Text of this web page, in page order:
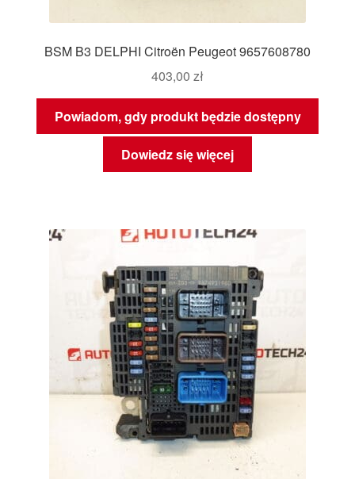
BSM B3 DELPHI Citroën Peugeot 9657608780
403,00 zł
Powiadom, gdy produkt będzie dostępny
Dowiedz się więcej